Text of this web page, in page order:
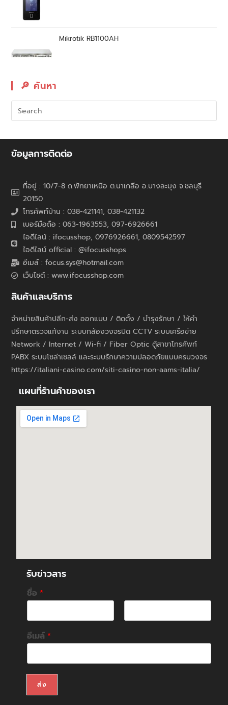
Mikrotik RB1100AH
🔎︎ ค้นหา
ข้อมูลการติดต่อ
ที่อยู่ : 10/7-8 ถ.พัทยาเหนือ ต.นาเกลือ อ.บางละมุง จ.ชลบุรี
20150
โทรศัพท์บ้าน : 038-421141, 038-421132
เบอร์มือถือ : 063-1963553, 097-6926661
ไอดีไลน์ : ifocusshop, 0976926661, 0809542597
ไอดีไลน์ official : @ifocusshops
อีเมล์ : focus.sys@hotmail.com
เว็บไซต์ : www.ifocusshop.com
สินค้าและบริการ
จำหน่ายสินค้าปลีก-ส่ง ออกแบบ / ติดตั้ง / บำรุงรักษา / ให้คำ
ปรึกษาตรวจแก้งาน ระบบกล้องวงจรปิด CCTV ระบบเครือข่าย
Network / Internet / Wi-fi / Fiber Optic ตู้สาขาโทรศัพท์
PABX ระบบโซล่าเซลล์ และระบบรักษาความปลอดภัยแบบครบวงจร
https://italiani-casino.com/siti-casino-non-aams-italia/
แผนที่ร้านค้าของเรา
รับข่าวสาร
ชื่อ *
F
i
r
L
อีเมล์ *
ส่ง